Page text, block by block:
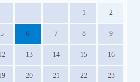
1 2
5 6 7 8 9
13 14 15 16
20 21 22 23